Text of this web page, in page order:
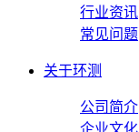
行业资讯
常见问题
关于环测
公司简介
企业文化